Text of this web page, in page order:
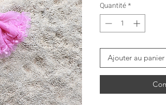
Quantité*
Ajouter au panier